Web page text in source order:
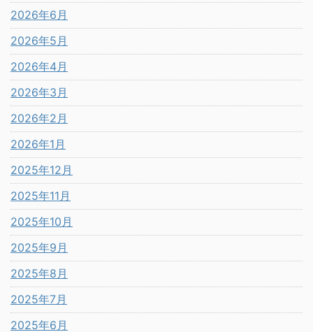
2026年6月
2026年5月
2026年4月
2026年3月
2026年2月
2026年1月
2025年12月
2025年11月
2025年10月
2025年9月
2025年8月
2025年7月
2025年6月